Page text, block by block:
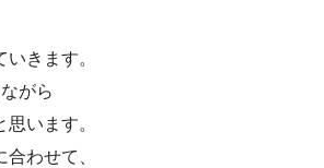
きます。
がら
います。
わせて、